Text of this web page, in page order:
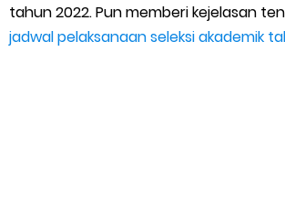
tahun 2022. Pun memberi kejelasan
jadwal pelaksanaan seleksi akademik